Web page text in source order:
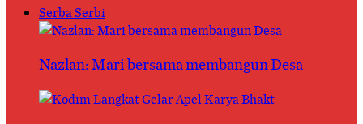
Serba Serbi
Nazlan: Mari bersama membangun Desa